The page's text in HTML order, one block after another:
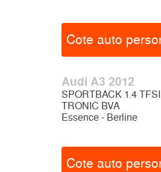
Cote auto
Audi A3 2012
SPORTBACK 1.4
TRONIC BVA
Essence - Berline
Cote auto